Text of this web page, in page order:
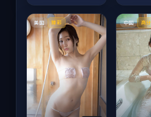
美国 臻彩 中国 高分